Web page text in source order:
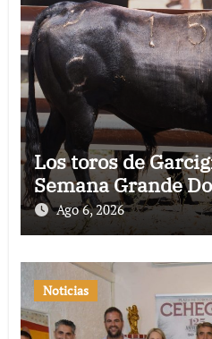
Los toros de
Semana Grande
Ago 6, 2026
Noticias